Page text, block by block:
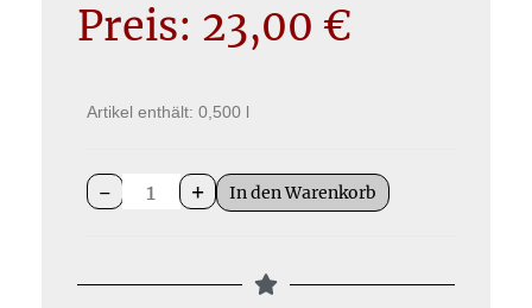
Preis: 23,00 €
Artikel enthält: 0,500
- + In den Warenkorb